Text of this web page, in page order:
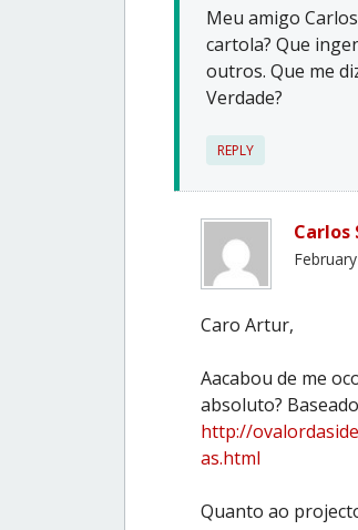
Meu amigo
cartola? Que
outros. Que me
Verdade?
REPLY
Carlos
Caro Artur,
Aacabou de me
absoluto?
http://
as.html
Quanto ao